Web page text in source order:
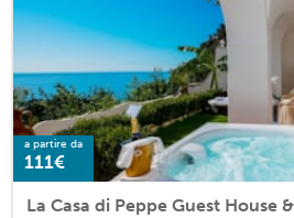
a partire da
111€
La Casa di Peppe Guest House